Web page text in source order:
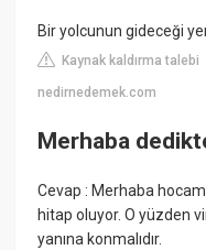
Bir yolcunun gideceği
Kaynak kaldırma talebi
nedirnedemek.com
Merhaba
Cevap : Merhaba
hitap oluyor. O yüzden
yanına konmalıdır.